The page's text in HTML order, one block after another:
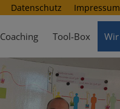
Datenschutz Impressum
Coaching Tool-Box Wir